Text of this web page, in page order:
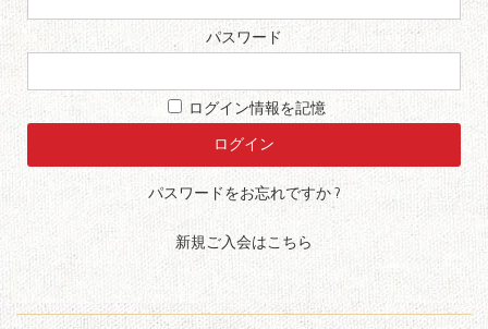
パスワード
ログイン情報を記憶
パスワードをお忘れですか ?
新規ご入会はこちら